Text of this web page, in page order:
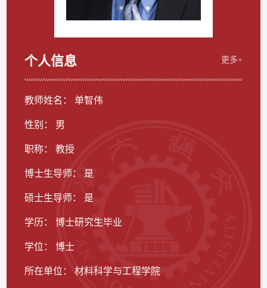
个人信息 更多+
教师姓名： 单智伟
性别： 男
职称： 教授
博士生导师： 是
硕士生导师： 是
学历： 博士研究生毕业
学位： 博士
所在单位： 材料科学与工程学院